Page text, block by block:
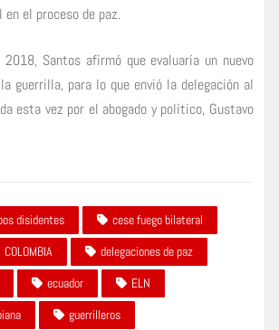
el proceso de paz.
Santos afirmó que evaluaría un nuevo
guerrilla, para lo que envió la delegación al
esta vez por el abogado y político, Gustavo
disidentes
cese fuego bilateral
COLOMBIA
delegaciones de paz
ecuador
ELN
guerrilleros